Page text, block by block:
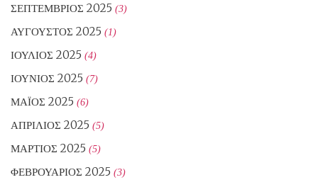
ΣΕΠΤΈΜΒΡΙΟΣ 2025 (3)
ΑΎΓΟΥΣΤΟΣ 2025 (1)
ΙΟΎΛΙΟΣ 2025 (4)
ΙΟΎΝΙΟΣ 2025 (7)
ΜΆΙΟΣ 2025 (6)
ΑΠΡΊΛΙΟΣ 2025 (5)
ΜΆΡΤΙΟΣ 2025 (5)
ΦΕΒΡΟΥΆΡΙΟΣ 2025 (3)